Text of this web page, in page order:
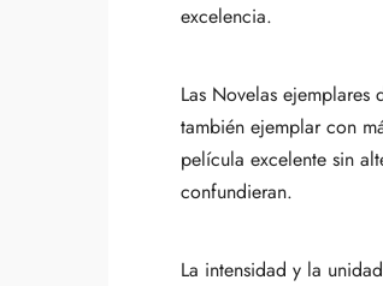
excelencia.
Las Novelas
también ejemplar con
película excelente sin
confundieran.
La intensidad y la